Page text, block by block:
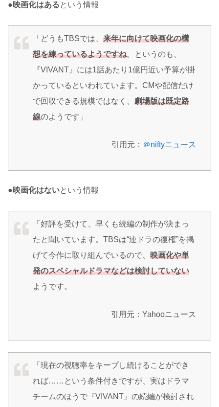
●映画化はあるという情報
「どうもTBSでは、 来年に向けて映画化の構
想を練っているようですね。というのも、
『VIVANT』には1話あたり1億円近い予算が掛
かっているといわれています。CMや配信だけ
で回収できる規模ではなく、 劇場版は既定路
線のようです」
引用元： ＠niftyニュース
●映画化はないという情報
「好評を受けて、早くも続編の制作が決まっ
たと聞いています。TBSは“連ドラの復権”を掲
げて今作に取り組んでいるので、 映画化や単
発のスペシャルドラマなどは検討していない
ようです。
引用元：Yahooニュース
「現在の視聴率をキープし続けることができ
れば……という条件付きですが、実はドラマ
チームのほうで『VIVANT』の続編が検討され